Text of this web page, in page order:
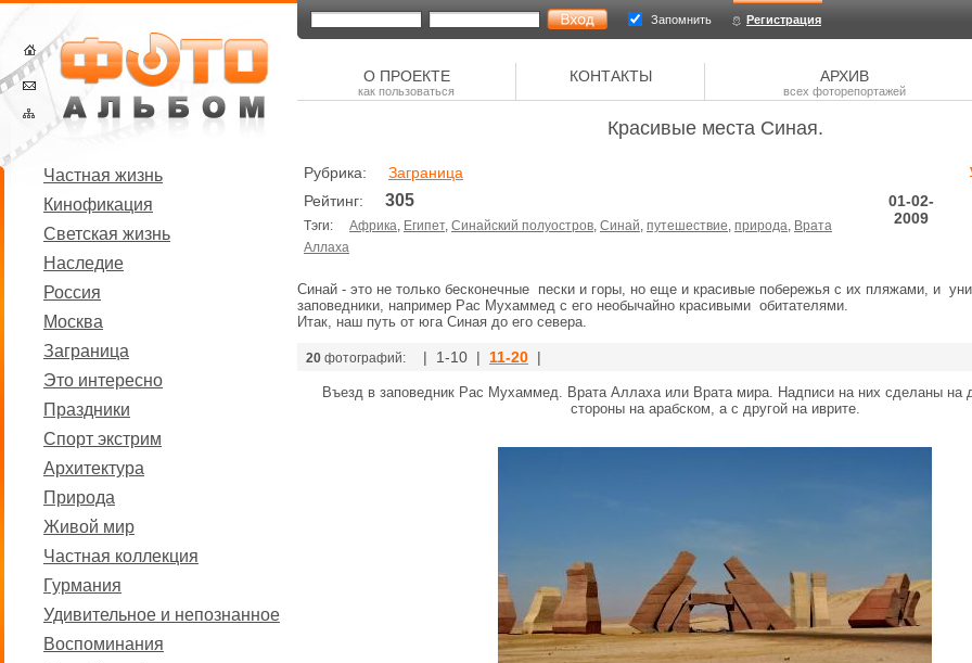
Частная жизнь
Кинофикация
Светская жизнь
Наследие
Россия
Москва
Заграница
Это интересно
Праздники
Спорт экстрим
Архитектура
Природа
Живой мир
Частная коллекция
Гурмания
Удивительное и непознанное
Воспоминания
Запомнить Регистрация
О ПРОЕКТЕ
как пользоваться
КОНТАКТЫ АРХИВ
всех фоторепортажей
Красивые места Синая.
Рубрика: Заграница
Рейтинг: 305
Тэги: Африка, Египет, Синайский полуостров, Синай, путешествие, природа, Врата
Аллаха
01-02-
2009
Синай - это не только бесконечные пески и горы, но еще и красивые побережья с их пляжами, и
заповедники, например Рас Мухаммед с его необычайно красивыми обитателями.
Итак, наш путь от юга Синая до его севера.
20 фотографий: | 1-10 | 11-20 |
Въезд в заповедник Рас Мухаммед. Врата Аллаха или Врата мира. Надписи на них сделаны на
стороны на арабском, а с другой на иврите.